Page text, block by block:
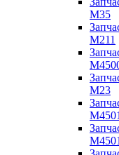
M35
M211
M23
M4501